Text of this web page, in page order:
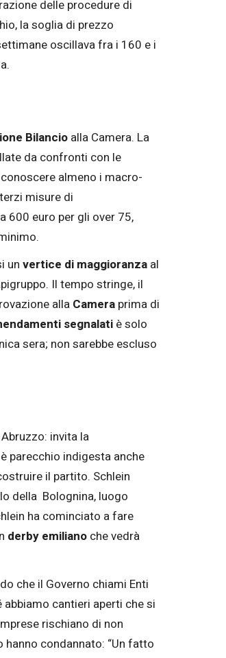
delle procedure di
la soglia di prezzo
oscillava fra i 160 e i
Bilancioalla Camera. La
da confronti con le
almeno i macro-
misure di
600 euro per gli over 75,
unvertice di maggioranza al
Il tempo stringe, il
alla Camera prima di
segnalati è solo
sera; non sarebbe escluso
invita la
parecchio indigesta anche
il partito. Schlein
della Bolognina, luogo
ha cominciato a fare
derby emiliano che vedrà
che il Governo chiami Enti
abbiamo cantieri aperti che si
rischiano di non
hanno condannato: “Un fatto